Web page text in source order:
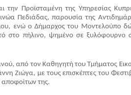
Προϊσταμένη της Υπηρεσίας
Πεδιάδας, παρουσία της
ενώ ο Δήμαρχος του Μοντελούπο
στο πήλινο, ψημένο σε ξυλόφουρνο
από τον Καθηγητή του Τμήματος
Ζιώγα, με τους επισκέπτες του
αποφοίτων της.